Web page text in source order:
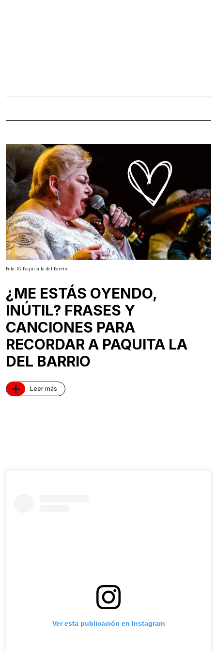
Foto: IG Paquita la del Barrio
¿ME ESTÁS OYENDO,
INÚTIL? FRASES Y
CANCIONES PARA
RECORDAR A PAQUITA LA
DEL BARRIO
+ Leer más
Ver esta publicación en Instagram